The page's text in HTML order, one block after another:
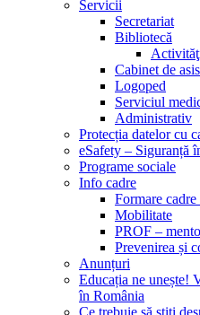
Servicii
Secretariat
Bibliotecă
Cabinet de
Logoped
Serviciul
Administrativ
Protecția datelor cu
eSafety – Siguranță
Programe sociale
Info cadre
Formare
Mobilitate
PROF –
Prevenirea și
Anunțuri
Educația ne unește!
în România
Ce trebuie să știți